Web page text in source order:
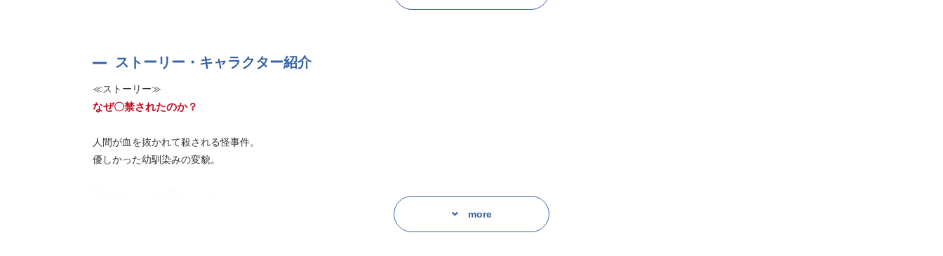
不審な言葉を残して…
ストーリー・キャラクター紹介
≪ストーリー≫
なぜ〇禁されたのか？
人間が血を抜かれて殺される怪事件。
優しかった幼馴染みの変貌。
more